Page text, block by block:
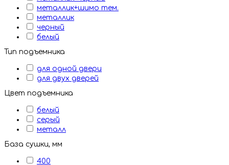
металлик+шимо тем.
металлик
черный
белый
Тип подъемника
для одной двери
для двух дверей
Цвет подъемника
белый
серый
металл
База сушки, мм
400